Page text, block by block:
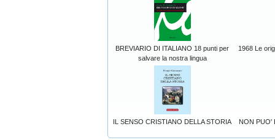
BREVIARIO DI ITALIANO 18 punti per
salvare la nostra lingua
1968 Le
IL SENSO CRISTIANO DELLA STORIA NON PUO'